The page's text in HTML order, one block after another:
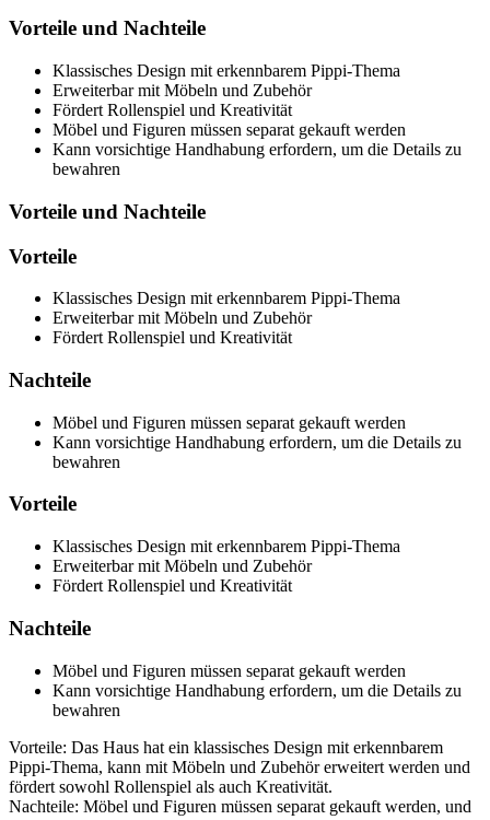
Vorteile und Nachteile
Klassisches Design mit erkennbarem Pippi-Thema
Erweiterbar mit Möbeln und Zubehör
Fördert Rollenspiel und Kreativität
Möbel und Figuren müssen separat gekauft werden
Kann vorsichtige Handhabung erfordern, um die Details zu
bewahren
Vorteile und Nachteile
Vorteile
Klassisches Design mit erkennbarem Pippi-Thema
Erweiterbar mit Möbeln und Zubehör
Fördert Rollenspiel und Kreativität
Nachteile
Möbel und Figuren müssen separat gekauft werden
Kann vorsichtige Handhabung erfordern, um die Details zu
bewahren
Vorteile
Klassisches Design mit erkennbarem Pippi-Thema
Erweiterbar mit Möbeln und Zubehör
Fördert Rollenspiel und Kreativität
Nachteile
Möbel und Figuren müssen separat gekauft werden
Kann vorsichtige Handhabung erfordern, um die Details zu
bewahren
Vorteile: Das Haus hat ein klassisches Design mit erkennbarem
Pippi-Thema, kann mit Möbeln und Zubehör erweitert werden und
fördert sowohl Rollenspiel als auch Kreativität.
Nachteile: Möbel und Figuren müssen separat gekauft werden, und